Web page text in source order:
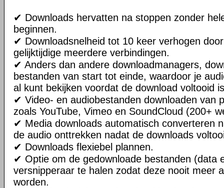
✔ Downloads hervatten na stoppen zonder
beginnen.
✔ Downloadsnelheid tot 10 keer verhogen
gelijktijdige meerdere verbindingen.
✔ Anders dan andere downloadmanagers,
bestanden van start tot einde, waardoor je
al kunt bekijken voordat de download voltooid
✔ Video- en audiobestanden downloaden van
zoals YouTube, Vimeo en SoundCloud (200+
✔ Media downloads automatisch converteren
de audio onttrekken nadat de downloads
✔ Downloads flexiebel plannen.
✔ Optie om de gedownloade bestanden (data
versnipperaar te halen zodat deze nooit meer
worden.